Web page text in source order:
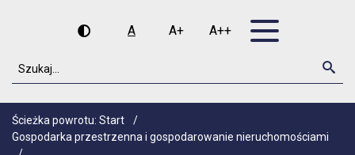
Wysoki kontrast
A
Czcionka domyślna
A+
Czcionka średnia
A++
Czcionka duża
Szukaj
Ścieżka powrotu: Start
/
Gospodarka przestrzenna i gospodarowanie nieruchomościami